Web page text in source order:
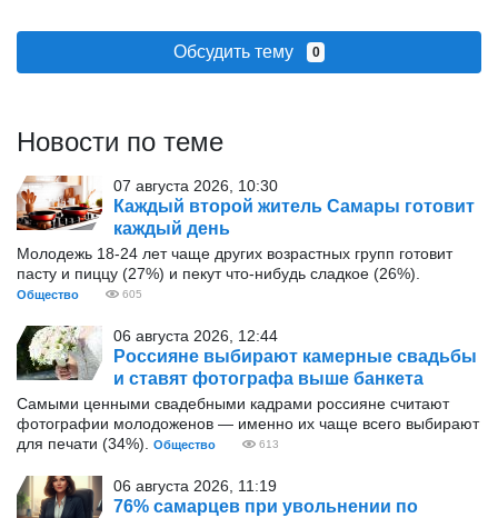
Обсудить тему 0
Новости по теме
07 августа 2026, 10:30
Каждый второй житель Самары готовит
каждый день
Молодежь 18-24 лет чаще других возрастных групп готовит
пасту и пиццу (27%) и пекут что-нибудь сладкое (26%).
Общество 605
06 августа 2026, 12:44
Россияне выбирают камерные свадьбы
и ставят фотографа выше банкета
Самыми ценными свадебными кадрами россияне считают
фотографии молодоженов — именно их чаще всего выбирают
для печати (34%).
Общество 613
06 августа 2026, 11:19
76% самарцев при увольнении по